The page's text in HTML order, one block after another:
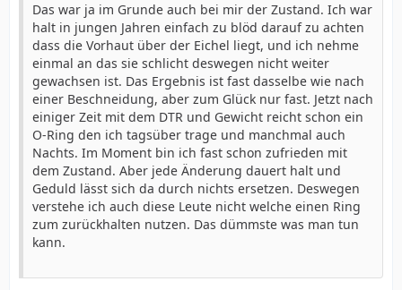
Das war ja im Grunde auch bei mir der Zustand. Ich war
halt in jungen Jahren einfach zu blöd darauf zu achten
dass die Vorhaut über der Eichel liegt, und ich nehme
einmal an das sie schlicht deswegen nicht weiter
gewachsen ist. Das Ergebnis ist fast dasselbe wie nach
einer Beschneidung, aber zum Glück nur fast. Jetzt nach
einiger Zeit mit dem DTR und Gewicht reicht schon ein
O-Ring den ich tagsüber trage und manchmal auch
Nachts. Im Moment bin ich fast schon zufrieden mit
dem Zustand. Aber jede Änderung dauert halt und
Geduld lässt sich da durch nichts ersetzen. Deswegen
verstehe ich auch diese Leute nicht welche einen Ring
zum zurückhalten nutzen. Das dümmste was man tun
kann.